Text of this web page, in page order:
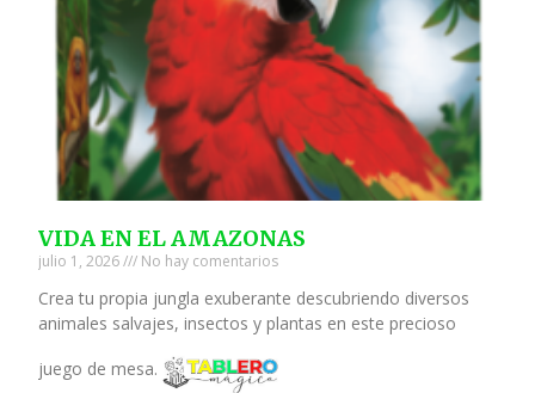
VIDA EN EL AMAZONAS
julio 1, 2026 No hay comentarios
Crea tu propia jungla exuberante descubriendo diversos
animales salvajes, insectos y plantas en este precioso
juego de mesa.